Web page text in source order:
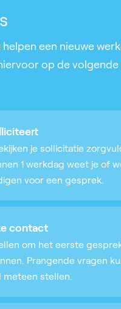
helpen een nieuwe
op de volgende
je sollicitatie
1 werkdag weet je of
voor een gesprek.
contact
om het eerste
Prangende vragen
meteen stellen.